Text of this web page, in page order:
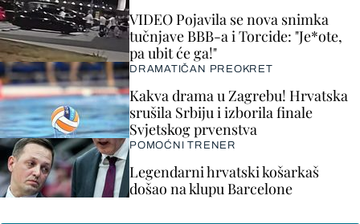
VIDEO Pojavila se nova snimka
tučnjave BBB-a i Torcide: "Je*ote,
pa ubit će ga!"
DRAMATIČAN PREOKRET
Kakva drama u Zagrebu! Hrvatska
srušila Srbiju i izborila finale
Svjetskog prvenstva
POMOĆNI TRENER
Legendarni hrvatski košarkaš
došao na klupu Barcelone